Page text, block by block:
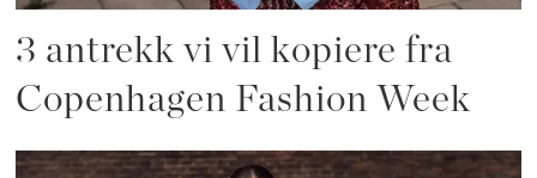
3 antrekk vi vil kopiere fra
Copenhagen Fashion Week